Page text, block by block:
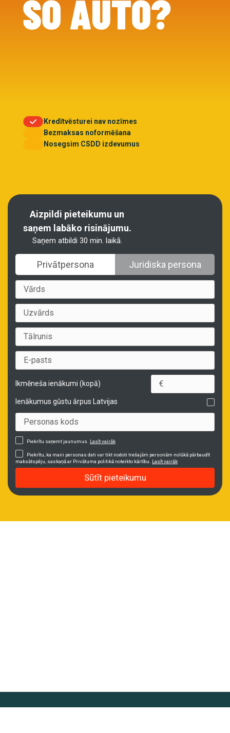
Aizpildi pieteikumu un
saņem labāko risinājumu.
Saņem atbildi 30 min. laikā.
Privātpersona Juridiska persona
Ikmēneša ienākumi (kopā)
Ienākumus gūstu ārpus Latvijas
Piekrītu saņemt jaunumus. Lasīt vairāk
Piekrītu, ka mani personas dati var tikt nodoti trešajām personām nolūkā pārbaudīt
maksātspēju, saskaņā ar Privātuma politikā noteikto kārtību. Lasīt vairāk
Sūtīt pieteikumu
Kredītvēsturei nav nozīmes
Bezmaksas noformēšana
Nosegsim CSDD izdevumus